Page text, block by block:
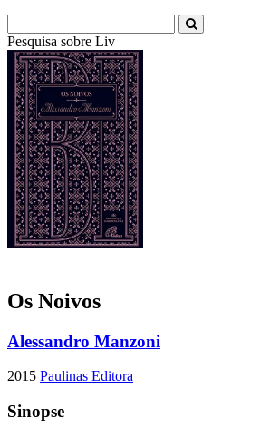
Pesquisa sobre Literatura
Os Noivos
Alessandro Manzoni
2015 Paulinas Editora
Sinopse